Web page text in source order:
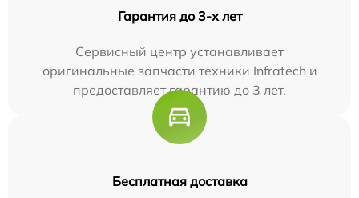
Гарантия до 3-х лет
Сервисный центр устанавливает
оригинальные запчасти техники Infratech и
предоставляет гарантию до 3 лет.
Бесплатная доставка